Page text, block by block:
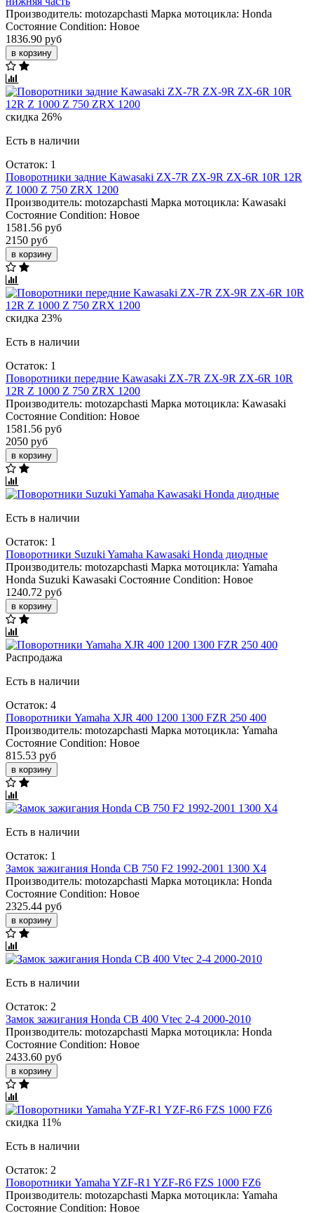
Производитель: motozapchasti Марка мотоцикла: Honda
Состояние Condition: Новое
1836.90 руб
в корзину
скидка 26%
Есть в наличии
Остаток: 1
Поворотники задние Kawasaki ZX-7R ZX-9R ZX-6R 10R 12R
Z 1000 Z 750 ZRX 1200
Производитель: motozapchasti Марка мотоцикла: Kawasaki
Состояние Condition: Новое
1581.56 руб
2150 руб
в корзину
скидка 23%
Есть в наличии
Остаток: 1
Поворотники передние Kawasaki ZX-7R ZX-9R ZX-6R 10R
12R Z 1000 Z 750 ZRX 1200
Производитель: motozapchasti Марка мотоцикла: Kawasaki
Состояние Condition: Новое
1581.56 руб
2050 руб
в корзину
Есть в наличии
Остаток: 1
Поворотники Suzuki Yamaha Kawasaki Honda диодные
Производитель: motozapchasti Марка мотоцикла: Yamaha
Honda Suzuki Kawasaki Состояние Condition: Новое
1240.72 руб
в корзину
Распродажа
Есть в наличии
Остаток: 4
Поворотники Yamaha XJR 400 1200 1300 FZR 250 400
Производитель: motozapchasti Марка мотоцикла: Yamaha
Состояние Condition: Новое
815.53 руб
в корзину
Есть в наличии
Остаток: 1
Замок зажигания Honda CB 750 F2 1992-2001 1300 X4
Производитель: motozapchasti Марка мотоцикла: Honda
Состояние Condition: Новое
2325.44 руб
в корзину
Есть в наличии
Остаток: 2
Замок зажигания Honda CB 400 Vtec 2-4 2000-2010
Производитель: motozapchasti Марка мотоцикла: Honda
Состояние Condition: Новое
2433.60 руб
в корзину
скидка 11%
Есть в наличии
Остаток: 2
Поворотники Yamaha YZF-R1 YZF-R6 FZS 1000 FZ6
Производитель: motozapchasti Марка мотоцикла: Yamaha
Состояние Condition: Новое